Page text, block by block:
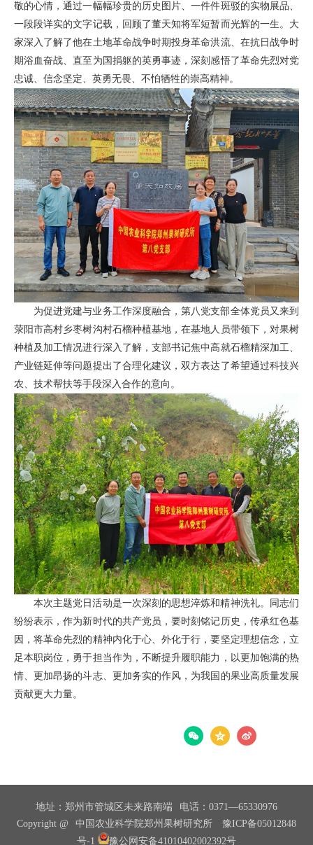
敬的心情，通过一幅幅珍贵的历史图片、一件件斑驳的实物展品、
一段段详实的文字记载，回顾了董天知将军短暂而光辉的一生。大
家深入了解了他在土地革命战争时期投身革命洪流、在抗日战争时
期浴血奋战、直至为国捐躯的英勇事迹，深刻感悟了革命先烈对党
忠诚、信念坚定、英勇无畏、不怕牺牲的崇高精神。
为促进党建与业务工作深度融合，第八党支部全体党员又来到
荥阳市高村乡枣树沟村石榴种植基地，在基地人员带领下，对果树
种植及加工情况进行深入了解，支部书记焦中高就石榴精深加工、
产业链延伸等问题提出了合理化建议，双方表达了希望通过科技兴
农、技术帮扶等手段深入合作的意向。
本次主题党日活动是一次深刻的思想淬炼和精神洗礼。同志们
纷纷表示，作为新时代的共产党员，要时刻铭记历史，传承红色基
因，将革命先烈的精神内化于心、外化于行，要坚定理想信念，立
足本职岗位，勇于担当作为，不断提升履职能力，以更加饱满的热
情、更加昂扬的斗志、更加务实的作风，为我国的果业高质量发展
贡献更大力量。
地址：郑州市管城区未来路南端
电话：0371—65330976
Copyright @
中国农业科学院郑州果树研究所
豫ICP备05012848
号-1
豫公网安备41010402002392号